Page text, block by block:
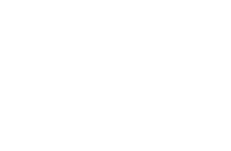
rapidement une
et capturer son